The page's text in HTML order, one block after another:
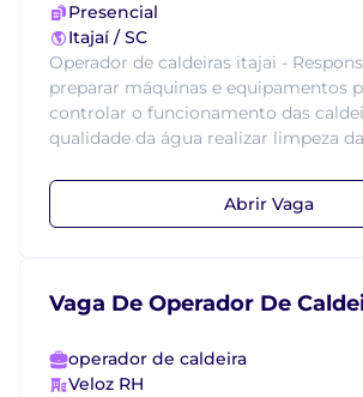
Presencial
Itajaí / SC
Operador de caldeiras itajai -
preparar máquinas e equipamentos
controlar o funcionamento das
qualidade da água realizar limpeza
Abrir Vaga
Vaga De Operador De
operador de caldeira
Veloz RH